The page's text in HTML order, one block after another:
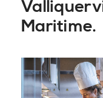
Maritime.